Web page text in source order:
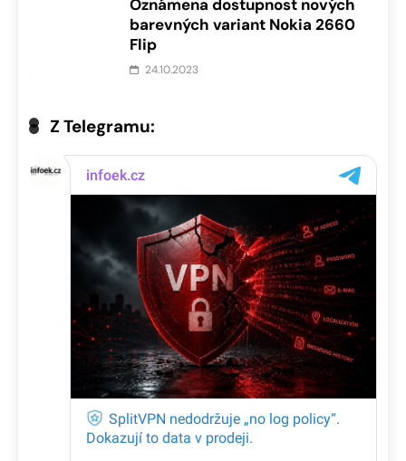
Oznámena dostupnost nových
barevných variant Nokia 2660
Flip
24.10.2023
Z Telegramu: